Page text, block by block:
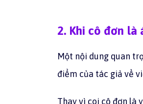
2. Khi cô đơn là
Một nội dung quan
điểm của tác giả về
Thay vì coi cô đơn là